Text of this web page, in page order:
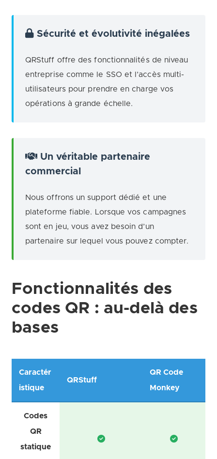
Sécurité et évolutivité inégalées
QRStuff offre des fonctionnalités de niveau
entreprise comme le SSO et l’accès multi-
utilisateurs pour prendre en charge vos
opérations à grande échelle.
Un véritable partenaire
commercial
Nous offrons un support dédié et une
plateforme fiable. Lorsque vos campagnes
sont en jeu, vous avez besoin d’un
partenaire sur lequel vous pouvez compter.
Fonctionnalités des
codes QR : au-delà des
bases
Caractér
istique
QRStuff
QR Code
Monkey
Codes
QR
statique